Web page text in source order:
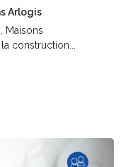
Arlogis
Maisons
construction...